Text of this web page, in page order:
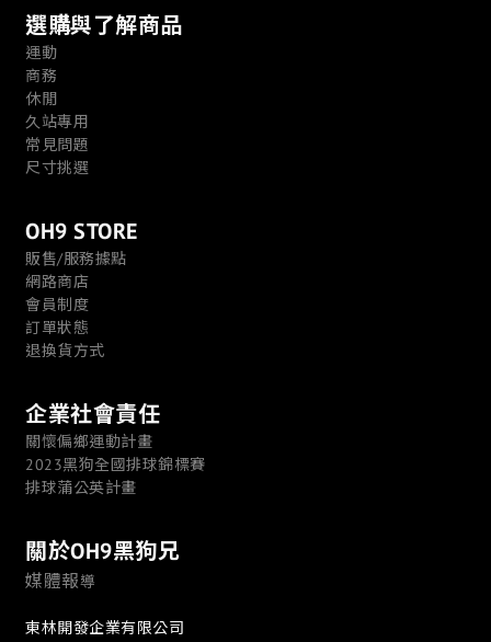
選購與了解商品
運動
商務
休閒
久站專用
常見問題
尺寸挑選
OH9 STORE
販售/服務據點
網路商店
會員制度
訂單狀態
退換貨方式
企業社會責任
關懷偏鄉運動計畫
2023黑狗全國排球錦標賽
排球蒲公英計畫
關於OH9黑狗兄
媒體報導
東林開發企業有限公司